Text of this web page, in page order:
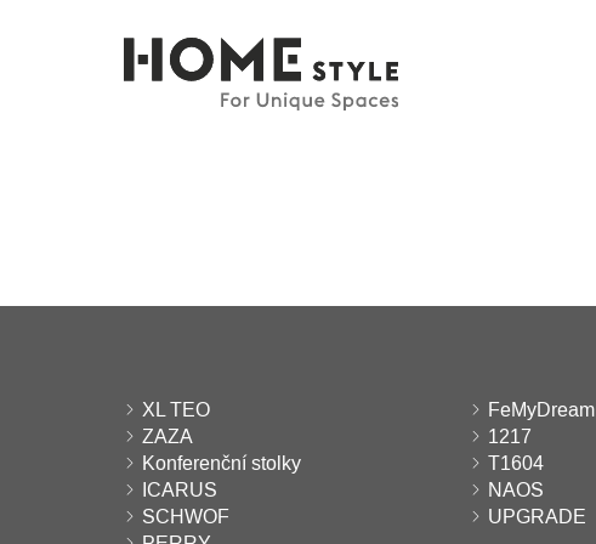
XL TEO FeMyDream
ZAZA
1217
Konferenční stolky
T1604
ICARUS
NAOS
SCHWOF
UPGRADE